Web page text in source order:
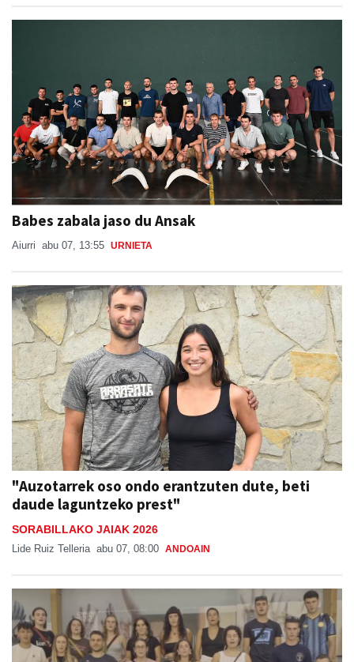
Babes zabala jaso du Ansak
Aiurri abu 07, 13:55 URNIETA
"Auzotarrek oso ondo erantzuten dute, beti
daude laguntzeko prest"
SORABILLAKO JAIAK 2026
Lide Ruiz Telleria abu 07, 08:00 ANDOAIN